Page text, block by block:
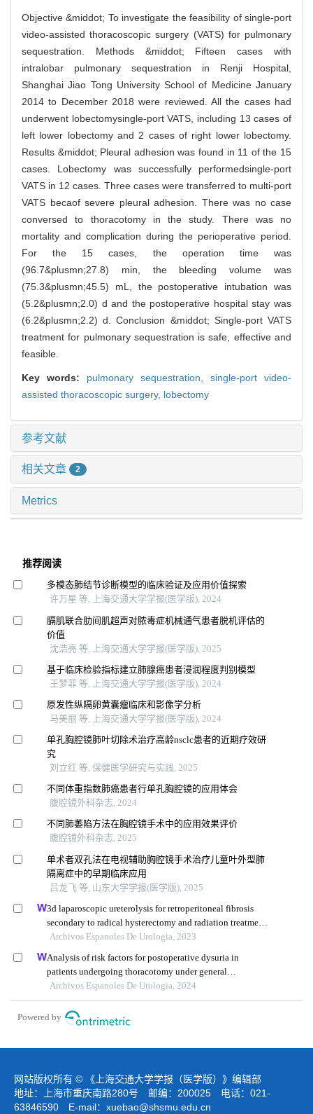
Objective &middot; To investigate the feasibility of single-port
video-assisted thoracoscopic surgery (VATS) for pulmonary
sequestration. Methods &middot; Fifteen cases with
intralobar pulmonary sequestration in Renji Hospital,
Shanghai Jiao Tong University School of Medicine January
2014 to December 2018 were reviewed. All the cases had
underwent lobectomysingle-port VATS, including 13 cases of
left lower lobectomy and 2 cases of right lower lobectomy.
Results &middot; Pleural adhesion was found in 11 of the 15
cases. Lobectomy was successfully performedsingle-port
VATS in 12 cases. Three cases were transferred to multi-port
VATS becaof severe pleural adhesion. There was no case
conversed to thoracotomy in the study. There was no
mortality and complication during the perioperative period.
For the 15 cases, the operation time was
(96.7&plusmn;27.8) min, the bleeding volume was
(75.3&plusmn;45.5) mL, the postoperative intubation was
(5.2&plusmn;2.0) d and the postoperative hospital stay was
(6.2&plusmn;2.2) d. Conclusion &middot; Single-port VATS
treatment for pulmonary sequestration is safe, effective and
feasible.
Key words: pulmonary sequestration, single-port video-
assisted thoracoscopic surgery, lobectomy
参考文献
相关文章 2
Metrics
推荐阅读
多模态肺结节诊断模型的临床验证及应用价值探索
许万星 等, 上海交通大学学报(医学版), 2024
膈肌联合肋间肌超声对脓毒症机械通气患者脱机评估的
价值
沈浩亮 等, 上海交通大学学报(医学版), 2025
基于临床检验指标建立肺腺癌患者浸润程度判别模型
王梦菲 等, 上海交通大学学报(医学版), 2024
原发性纵隔卵黄囊瘤临床和影像学分析
马美丽 等, 上海交通大学学报(医学版), 2024
单孔胸腔镜肺叶切除术治疗高龄nsclc患者的近期疗效研
究
刘立红 等, 保健医学研究与实践, 2025
不同体重指数肺癌患者行单孔胸腔镜的应用体会
腹腔镜外科杂志, 2024
不同肺萎陷方法在胸腔镜手术中的应用效果评价
腹腔镜外科杂志, 2025
单术者双孔法在电视辅助胸腔镜手术治疗儿童叶外型肺
隔离症中的早期临床应用
吕龙飞 等, 山东大学学报(医学版), 2025
3d laparoscopic ureterolysis for retroperitoneal fibrosis
secondary to radical hysterectomy and radiation treatment
for cervical cancer: results from the oncological institute,
Archivos Espanoles De Urologia, 2023
Analysis of risk factors for postoperative dysuria in
patients undergoing thoracotomy under general
anaesthesia
Archivos Espanoles De Urologia, 2024
Powered by
网站版权所有 © 《上海交通大学学报（医学版）》编辑部
地址：上海市重庆南路280号 邮编：200025 电话：021-
63846590 E-mail： xuebao@shsmu.edu.cn